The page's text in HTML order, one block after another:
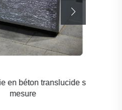
béton translucide sur
mesure